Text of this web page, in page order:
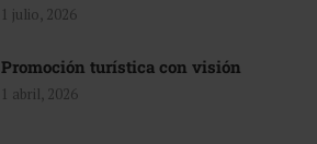
1 julio, 2026
Promoción turística con visión
1 abril, 2026